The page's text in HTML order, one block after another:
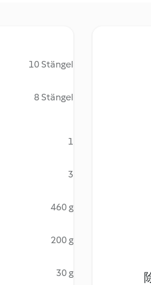
10 Stängel
8 Stängel
1
3
460 g
200 g
30 g